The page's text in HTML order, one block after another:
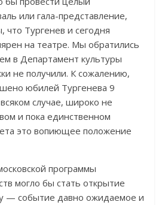
или гала-представление,
что Тургенев и сегодня
на театре. Мы обратились
в Департамент культуры
не получили. К сожалению,
юбилей Тургенева 9
случае, широко не
и пока единственном
это вопиющее положение
программы
могло бы стать открытие
— событие давно ожидаемое и